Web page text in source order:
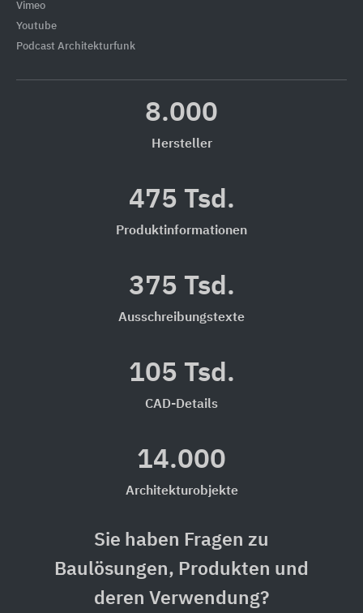
Vimeo
Youtube
Podcast Architekturfunk
8.000
Hersteller
475 Tsd.
Produktinformationen
375 Tsd.
Ausschreibungstexte
105 Tsd.
CAD-Details
14.000
Architekturobjekte
Sie haben Fragen zu
Baulösungen, Produkten und
deren Verwendung?